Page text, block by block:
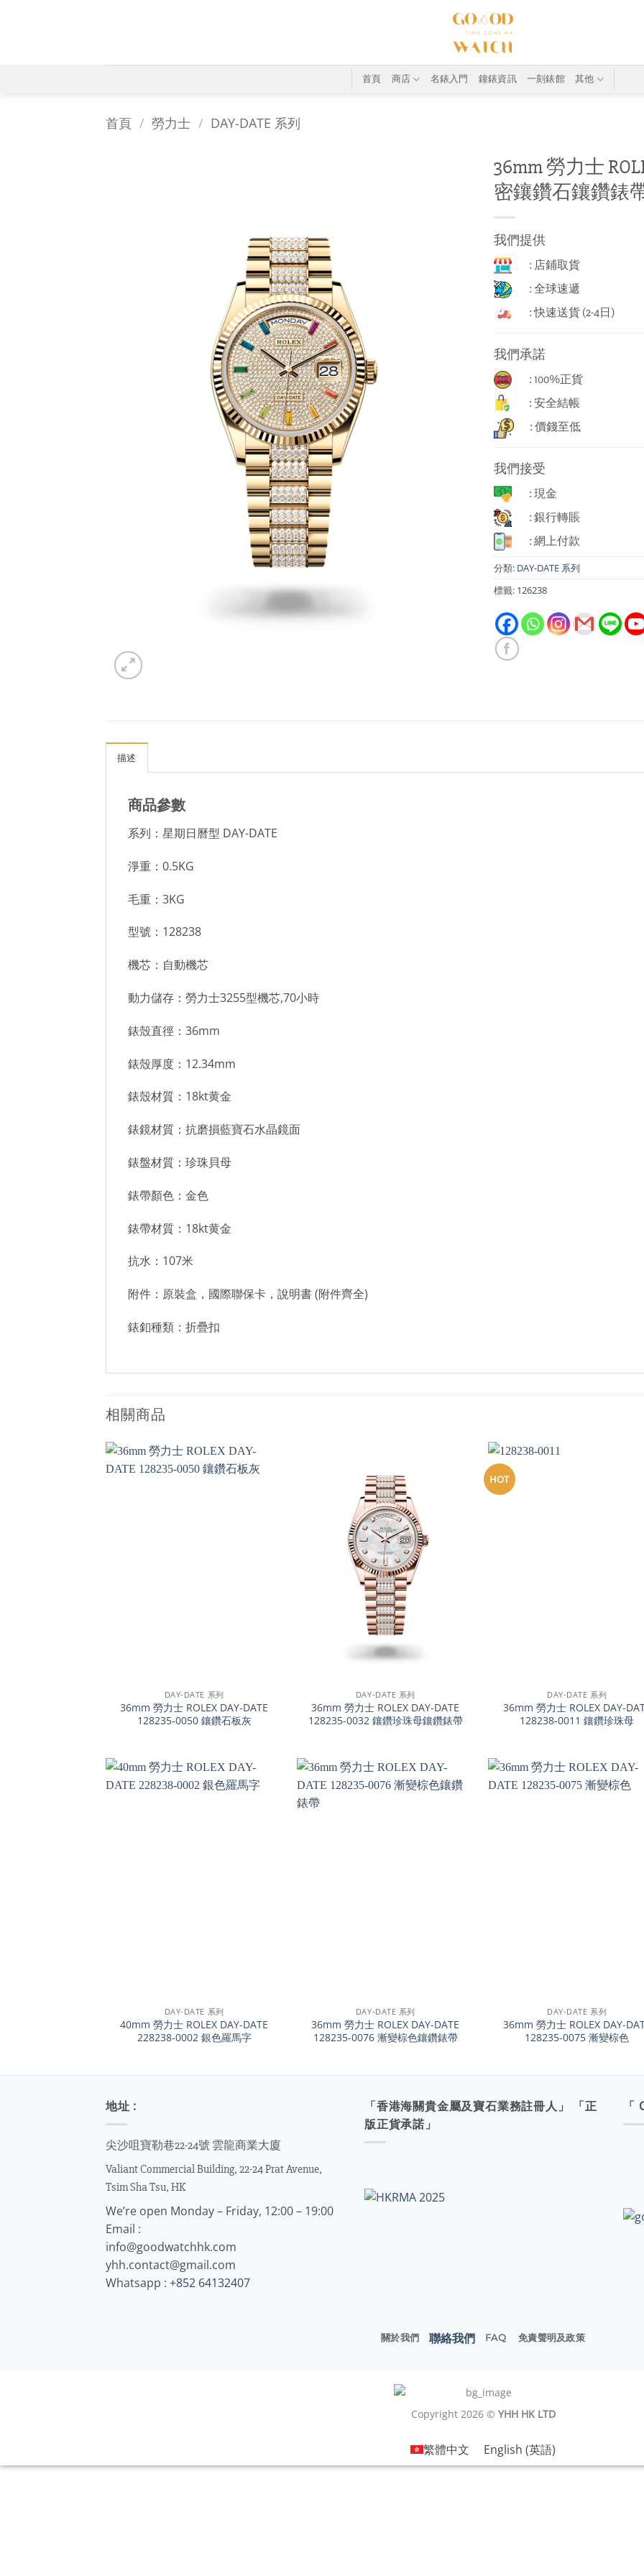
首頁 商店 名錶入門 鐘錶資訊 一刻錶館 其他
首頁 / 勞力士 / DAY-DATE 系列
36mm 勞力士
密鑲鑽石鑲鑽錶
我們提供
: 店鋪取貨
: 全球速遞
: 快速送貨 (2-4日)
我們承諾
: 100%正貨
: 安全結帳
: 價錢至低
我們接受
: 現金
: 銀行轉賬
: 網上付款
分類: DAY-DATE 系列
標籤: 126238
描述
商品參數
系列：星期日曆型 DAY-DATE
淨重：0.5KG
毛重：3KG
型號：128238
機芯：自動機芯
動力儲存：勞力士3255型機芯,70小時
錶殼直徑：36mm
錶殼厚度：12.34mm
錶殼材質：18kt黄金
錶鏡材質：抗磨損藍寶石水晶鏡面
錶盤材質：珍珠貝母
錶帶顏色：金色
錶帶材質：18kt黄金
抗水：107米
附件：原裝盒，國際聯保卡，說明書 (附件齊全)
錶釦種類：折疊扣
相關商品
DAY-DATE 系列
36mm 勞力士 ROLEX DAY-DATE
128235-0050 鑲鑽石板灰
DAY-DATE 系列
36mm 勞力士 ROLEX DAY-DATE
128235-0032 鑲鑽珍珠母鑲鑽錶帶
HOT
DAY-DATE 系列
36mm 勞力士 ROLEX DAY-
128238-0011 鑲鑽珍珠母
DAY-DATE 系列
40mm 勞力士 ROLEX DAY-DATE
228238-0002 銀色羅馬字
DAY-DATE 系列
36mm 勞力士 ROLEX DAY-DATE
128235-0076 漸變棕色鑲鑽錶帶
DAY-DATE 系列
36mm 勞力士 ROLEX DAY-
128235-0075 漸變棕色
地址 :
尖沙咀寶勒巷22-24號 雲龍商業大廈
Valiant Commercial Building, 22-24 Prat Avenue,
Tsim Sha Tsu, HK
We’re open Monday – Friday, 12:00 – 19:00
Email :
info@goodwatchhk.com
yhh.contact@gmail.com
Whatsapp : +852 64132407
「香港海關貴金屬及寶石業務註冊人」 「正
版正貨承諾」
「
關於我們 聯絡我們 FAQ 免責聲明及政策
Copyright 2026 © YHH HK LTD
繁體中文 English (英語)